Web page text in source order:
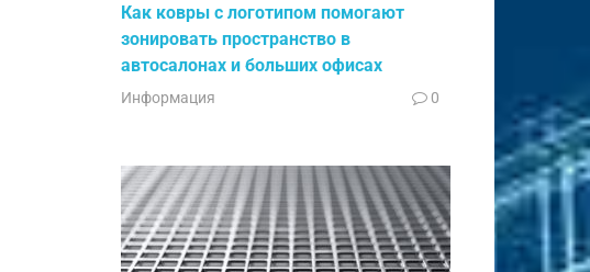
Как ковры с логотипом помогают
зонировать пространство в
автосалонах и больших офисах
Информация 0